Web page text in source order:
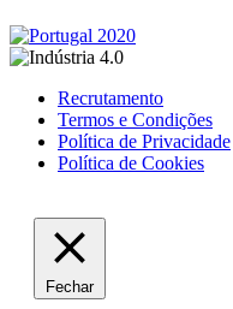
Recrutamento
Termos e Condições
Política de Privacidade
Política de Cookies
Fechar